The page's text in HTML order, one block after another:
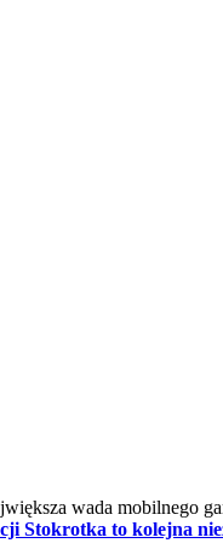
wada mobilnego
Stokrotka to kolejna